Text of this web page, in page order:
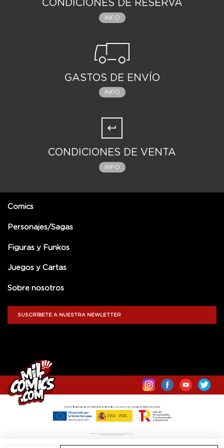
CONDICIONES DE RESERVA
INFO
GASTOS DE ENVÍO
INFO
CONDICIONES DE VENTA
INFO
Comics
Personajes/Sagas
Figuras y Funkos
Juegos y Cartas
Sobre nosotros
SUSCRÍBETE A NUESTRA NEWLETTER